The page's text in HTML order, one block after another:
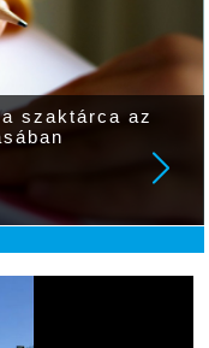
szaktárca az